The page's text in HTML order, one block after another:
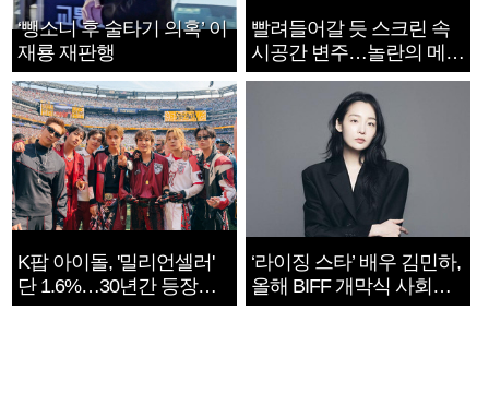
‘뺑소니 후 술타기 의혹’ 이
재룡 재판행
빨려들어갈 듯 스크린 속
시공간 변주…놀란의 메시
지는 ‘전쟁 속죄’
K팝 아이돌, '밀리언셀러'
단 1.6%…30년간 등장
1182개팀 전수조사
‘라이징 스타’ 배우 김민하,
올해 BIFF 개막식 사회자
확정